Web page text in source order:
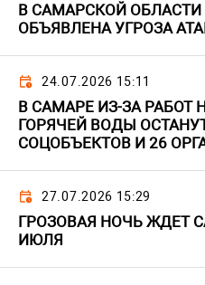
В САМАРСКОЙ
ОБЪЯВЛЕНА УГРОЗА
24.07.2026 15:11
В САМАРЕ ИЗ-ЗА РАБОТ
ГОРЯЧЕЙ ВОДЫ
СОЦОБЪЕКТОВ И 26
27.07.2026 15:29
ГРОЗОВАЯ НОЧЬ ЖДЕТ
ИЮЛЯ